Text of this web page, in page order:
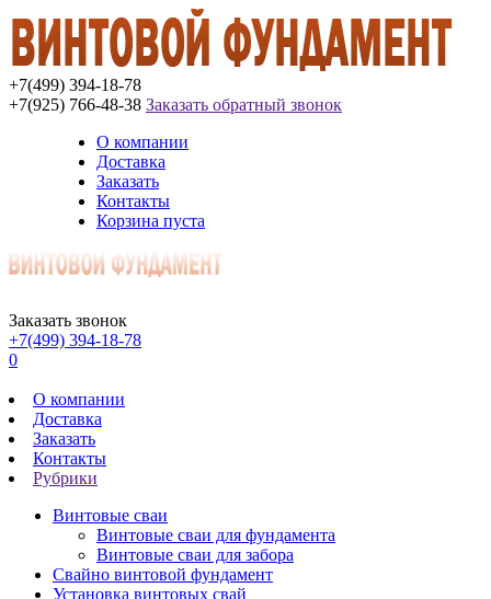
+7(499) 394-18-78
+7(925) 766-48-38 Заказать обратный звонок
О компании
Доставка
Заказать
Контакты
Корзина пуста
Заказать звонок
+7(499) 394-18-78
0
О компании
Доставка
Заказать
Контакты
Рубрики
Винтовые сваи
Винтовые сваи для фундамента
Винтовые сваи для забора
Свайно винтовой фундамент
Установка винтовых свай